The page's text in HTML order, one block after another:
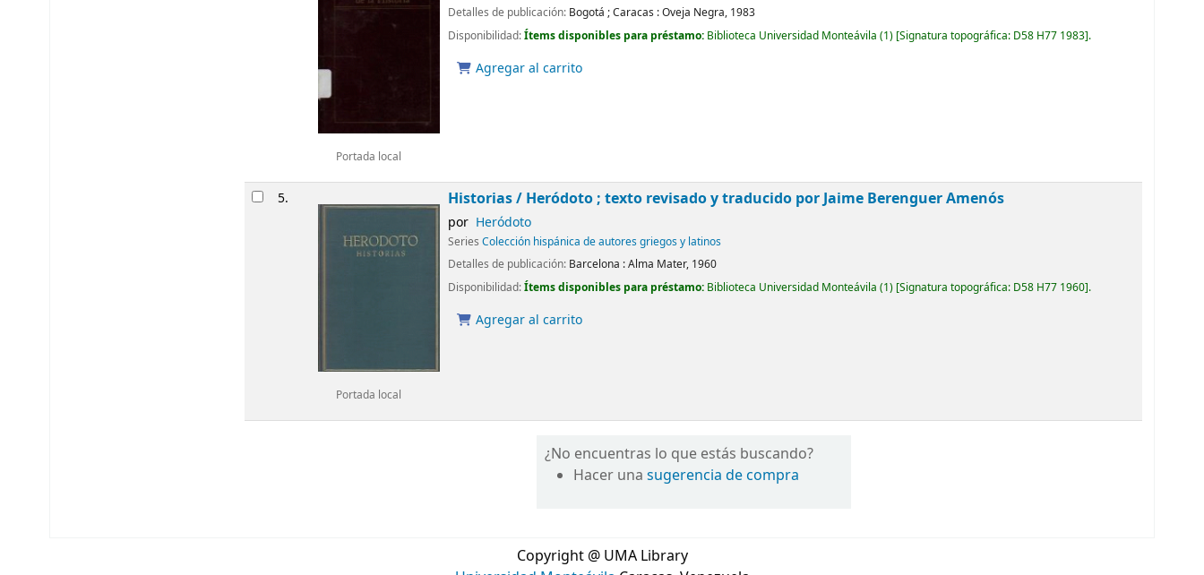
Portada local
Detalles de publicación: Bogotá ; Caracas :Oveja Negra, 1983
Disponibilidad:Ítems disponibles para préstamo: Biblioteca Universidad Monteávila (1) Signatura topográfica: D58 H77 1983 .
Agregar al carrito
5.
Portada local
Historias / Heródoto ; texto revisado y traducido por Jaime Berenguer Amenós
por Heródoto
SeriesColección hispánica de autores griegos y latinos
Detalles de publicación: Barcelona :Alma Mater, 1960
Disponibilidad:Ítems disponibles para préstamo: Biblioteca Universidad Monteávila (1) Signatura topográfica: D58 H77 1960 .
Agregar al carrito
¿No encuentras lo que estás buscando?
Hacer unasugerencia de compra
Copyright @ UMA Library